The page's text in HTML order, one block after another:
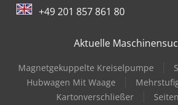
+49 201 857 861 80
Aktuelle
Magnetgekuppelte Kreiselpumpe
Hubwagen Mit Waage
Kartonverschließer